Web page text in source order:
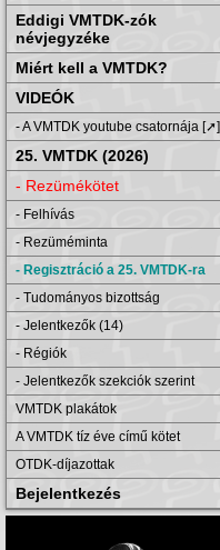
Eddigi VMTDK-zók
névjegyzéke
Miért kell a VMTDK?
VIDEÓK
- A VMTDK youtube csatornája [➚]
25. VMTDK (2026)
- Rezümékötet
- Felhívás
- Rezüméminta
- Regisztráció a 25. VMTDK-ra
- Tudományos bizottság
- Jelentkezők (14)
- Régiók
- Jelentkezők szekciók szerint
VMTDK plakátok
A VMTDK tíz éve című kötet
OTDK-díjazottak
Bejelentkezés